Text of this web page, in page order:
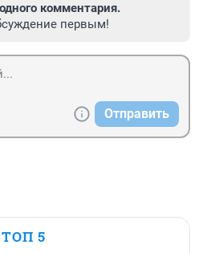
комментария.
первым!
Отправить
ТОП 5